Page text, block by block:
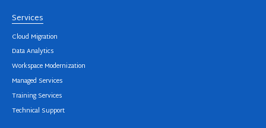
Services
Cloud Migration
Data Analytics
Workspace Modernization
Managed Services
Training Services
Technical Support